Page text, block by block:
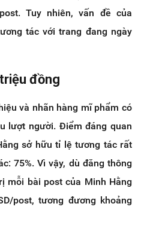
Tuy nhiên, vấn đề của
tác với trang đang ngày
đồng
và nhãn hàng mĩ phẩm có
lượt người. Điểm đáng quan
sở hữu tỉ lệ tương tác rất
75%. Vì vậy, dù đăng thông
mỗi bài post của Minh Hằng
post, tương đương khoảng